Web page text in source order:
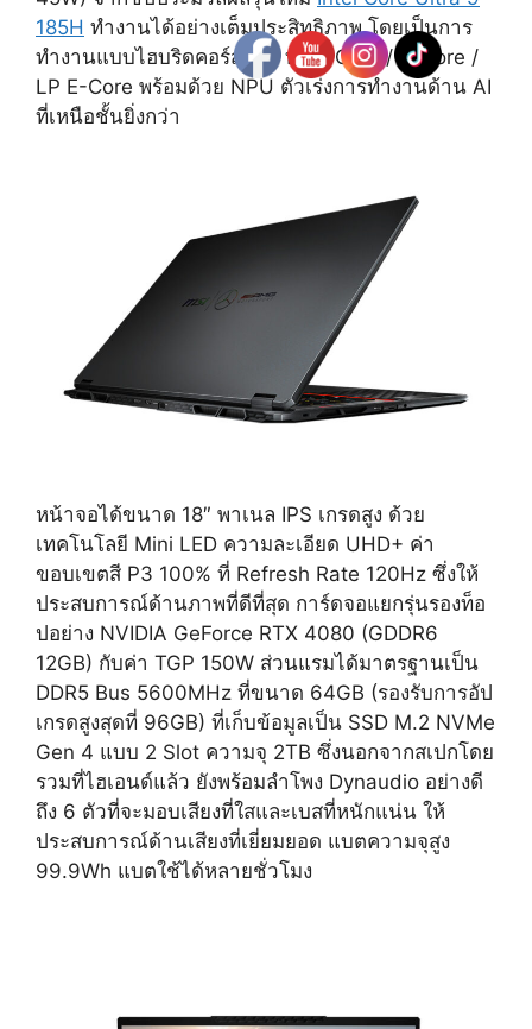
185H ทำงานได้อย่างเต็มประสิทธิภาพ โดยเป็นการ
ทำงานแบบไฮบริดคอร์สุดล้ำ ทั้ง P-Core / E-Core /
LP E-Core พร้อมด้วย NPU ตัวเร่งการทำงานด้าน AI
ที่เหนือชั้นยิ่งกว่า
หน้าจอได้ขนาด 18″ พาเนล IPS เกรดสูง ด้วย
เทคโนโลยี Mini LED ความละเอียด UHD+ ค่า
ขอบเขตสี P3 100% ที่ Refresh Rate 120Hz ซึ่งให้
ประสบการณ์ด้านภาพที่ดีที่สุด การ์ดจอแยกรุ่นรองท็อ
ปอย่าง NVIDIA GeForce RTX 4080 ​(GDDR6
12GB) กับค่า TGP 150W ส่วนแรมได้มาตรฐานเป็น
DDR5 Bus 5600MHz ที่ขนาด 64GB (รองรับการอัป
เกรดสูงสุดที่ 96GB) ที่เก็บข้อมูลเป็น SSD M.2 NVMe
Gen 4 แบบ 2 Slot ความจุ 2TB ซึ่งนอกจากสเปกโดย
รวมที่ไฮเอนด์แล้ว ยังพร้อมลำโพง Dynaudio อย่างดี
ถึง 6 ตัวที่จะมอบเสียงที่ใสและเบสที่หนักแน่น ให้
ประสบการณ์ด้านเสียงที่เยี่ยมยอด แบตความจุสูง
99.9Wh แบตใช้ได้หลายชั่วโมง